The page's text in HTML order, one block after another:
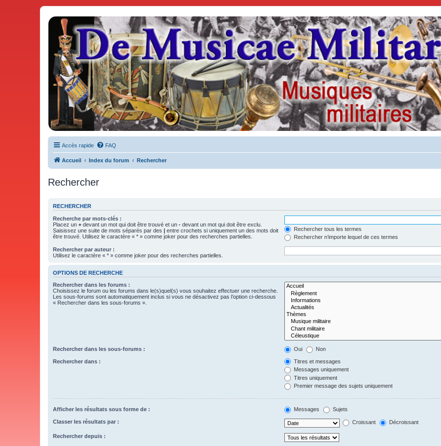
De Musicae Militari - Forums
Forums de discussions
Accès rapide FAQ
Accueil Index du forum Rechercher
Rechercher
RECHERCHER
Recherche par mots-clés :
Placez un + devant un mot qui doit être trouvé et un - devant un mot qui doit être exclu.
Saisissez une suite de mots séparés par des | entre crochets si uniquement un des mots doit
être trouvé. Utilisez le caractère « * » comme joker pour des recherches partielles.
Rechercher tous les termes
Rechercher n’importe lequel de ces termes
Rechercher par auteur :
Utilisez le caractère « * » comme joker pour des recherches partielles.
OPTIONS DE RECHERCHE
Rechercher dans les forums :
Choisissez le forum ou les forums dans le(s)quel(s) vous souhaitez effectuer une recherche.
Les sous-forums sont automatiquement inclus si vous ne désactivez pas l’option ci-dessous
« Rechercher dans les sous-forums ».
Rechercher dans les sous-forums : Oui Non
Rechercher dans :
Titres et messages
Messages uniquement
Titres uniquement
Premier message des sujets uniquement
Afficher les résultats sous forme de : Messages Sujets
Classer les résultats par : Croissant Décroissant
Rechercher depuis :